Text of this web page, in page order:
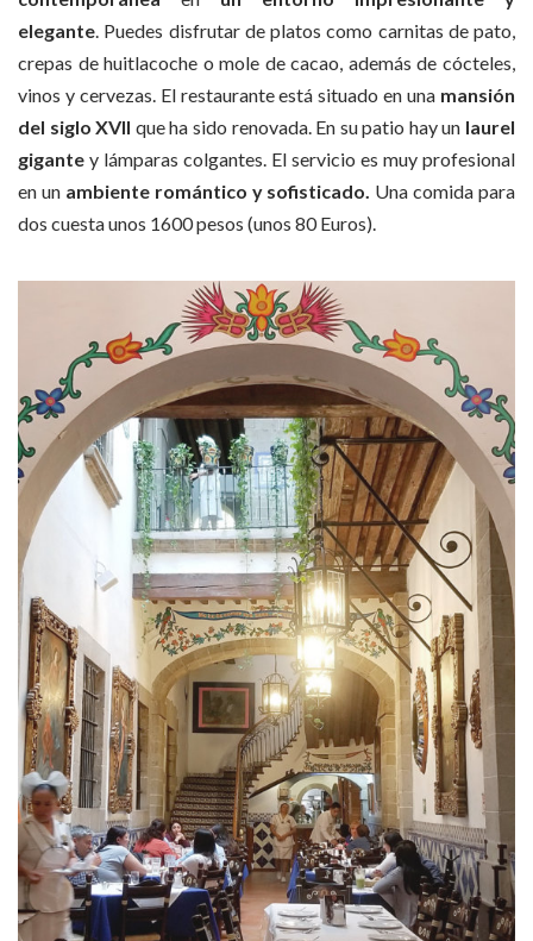
elegante . Puedes disfrutar de platos como carnitas de pato,
crepas de huitlacoche o mole de cacao, además de cócteles,
vinos y cervezas. El restaurante está situado en una mansión
del siglo XVII que ha sido renovada. En su patio hay un laurel
gigante y lámparas colgantes. El servicio es muy profesional
en un ambiente romántico y sofisticado. Una comida para
dos cuesta unos 1600 pesos (unos 80 Euros).